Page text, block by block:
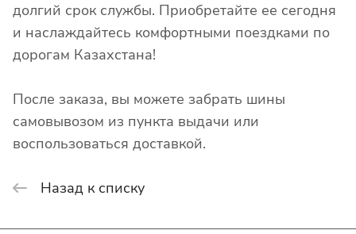
долгий срок службы. Приобретайте ее сегодня
и наслаждайтесь комфортными поездками по
дорогам Казахстана!
После заказа, вы можете забрать шины
самовывозом из пункта выдачи или
воспользоваться доставкой.
Назад к списку